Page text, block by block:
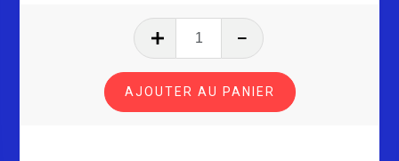
quantité
MAZDA
DEMIO
AJOUTER AU PANIER